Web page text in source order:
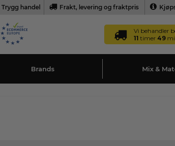
Trygg handel Frakt, levering og fraktpris
Vi behandler
11 timer49
Brands Mix &